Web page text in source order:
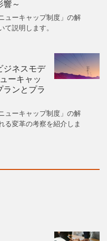
響～
ューキャップ制度」の解
説明します。
ジネスモデ
ーキャッ
ランとプラ
ューキャップ制度」の解
る変革の考察を紹介しま